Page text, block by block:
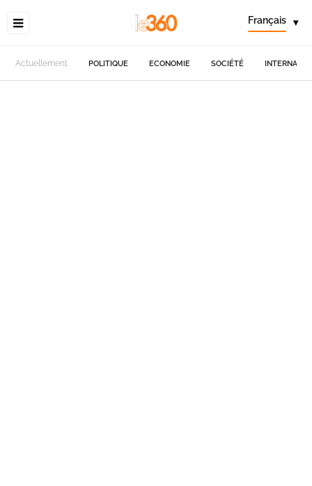
Français ▾
Actuellement POLITIQUE ECONOMIE SOCIÉTÉ